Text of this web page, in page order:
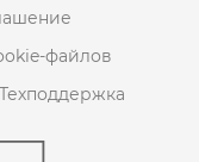
файлов
Техподдержка